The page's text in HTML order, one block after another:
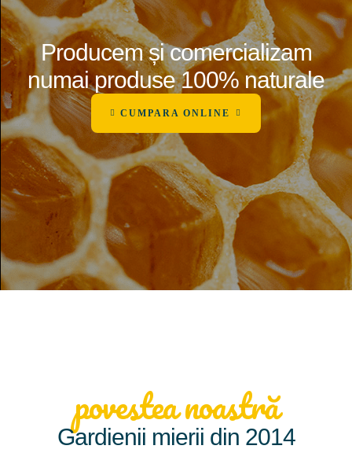
Producem și comercializam
numai produse 100% naturale
CUMPARA ONLINE
Gardienii mierii din 2014
povestea noastră